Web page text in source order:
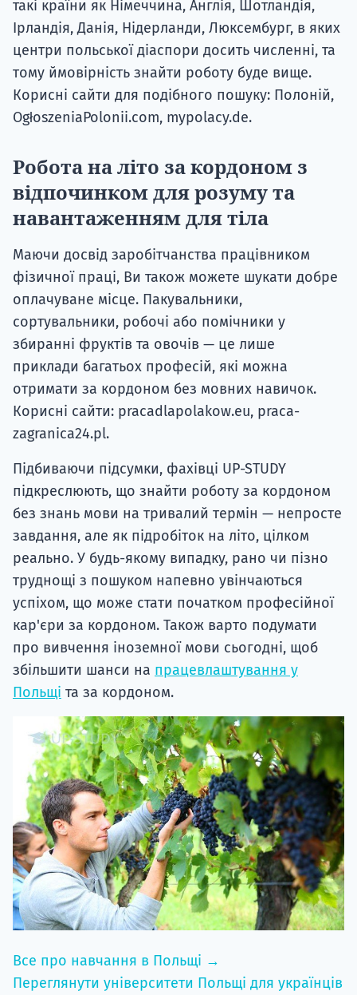
такі країни як Німеччина, Англія, Шотландія,
Ірландія, Данія, Нідерланди, Люксембург, в яких
центри польської діаспори досить численні, та
тому ймовірність знайти роботу буде вище.
Корисні сайти для подібного пошуку: Полоній,
OgłoszeniaPolonii.com, mypolacy.de.
Робота на літо за кордоном з
відпочинком для розуму та
навантаженням для тіла
Маючи досвід заробітчанства працівником
фізичної праці, Ви також можете шукати добре
оплачуване місце. Пакувальники,
сортувальники, робочі або помічники у
збиранні фруктів та овочів — це лише
приклади багатьох професій, які можна
отримати за кордоном без мовних навичок.
Корисні сайти: pracadlapolakow.eu, praca-
zagranica24.pl.
Підбиваючи підсумки, фахівці UP-STUDY
підкреслюють, що знайти роботу за кордоном
без знань мови на тривалий термін — непросте
завдання, але як підробіток на літо, цілком
реально. У будь-якому випадку, рано чи пізно
труднощі з пошуком напевно увінчаються
успіхом, що може стати початком професійної
кар'єри за кордоном. Також варто подумати
про вивчення іноземної мови сьогодні, щоб
збільшити шанси на працевлаштування у
Польщі та за кордоном.
Все про навчання в Польщі →
Переглянути університети Польщі для українців